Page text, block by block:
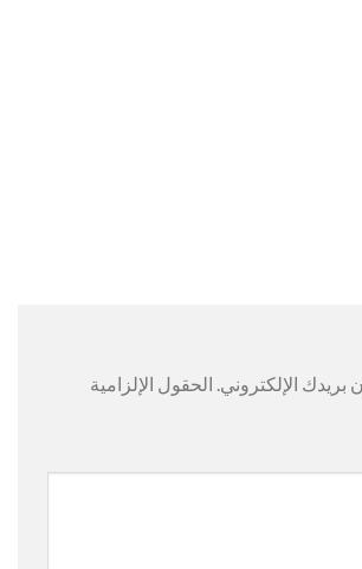
بريدك الإلكتروني. الحقول الإلزامية